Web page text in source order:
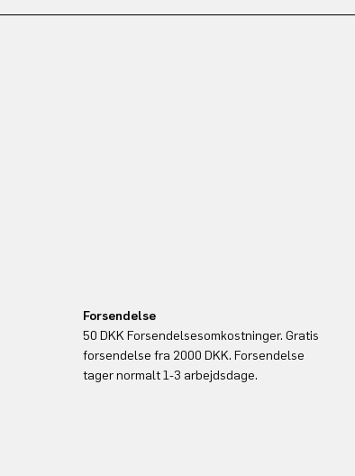
Forsendelse
50 DKK Forsendelsesomkostninger. Gratis
forsendelse fra 2000 DKK. Forsendelse
tager normalt 1-3 arbejdsdage.